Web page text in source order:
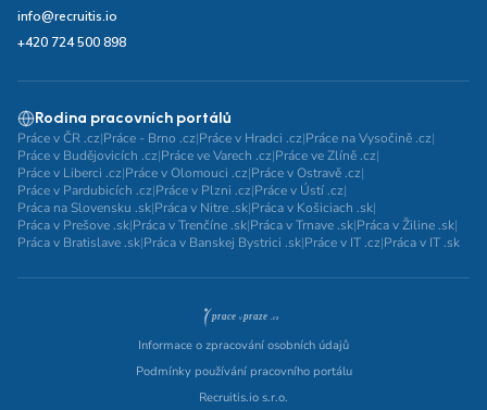
info@recruitis.io
+420 724 500 898
Rodina pracovních portálů
Práce v ČR .cz|Práce - Brno .cz|Práce v Hradci .cz|Práce na Vysočině .cz|
Práce v Budějovicích .cz|Práce ve Varech .cz|Práce ve Zlíně .cz|
Práce v Liberci .cz|Práce v Olomouci .cz|Práce v Ostravě .cz|
Práce v Pardubicích .cz|Práce v Plzni .cz|Práce v Ústí .cz|
Práca na Slovensku .sk|Práca v Nitre .sk|Práca v Košiciach .sk|
Práca v Prešove .sk|Práca v Trenčíne .sk|Práca v Trnave .sk|Práca v Žiline .sk|
Práca v Bratislave .sk|Práca v Banskej Bystrici .sk|Práce v IT .cz|Práca v IT .sk
Informace o zpracování osobních údajů
Podmínky používání pracovního portálu
Recruitis.io s.r.o.